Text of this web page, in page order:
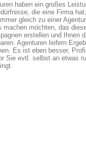
haben ein großes
die eine Firma
gleich zu einer
machen möchten, das
erstellen und Ihnen
Agenturen liefern
Es ist eben besser,
Sie evtl. selbst an etwas